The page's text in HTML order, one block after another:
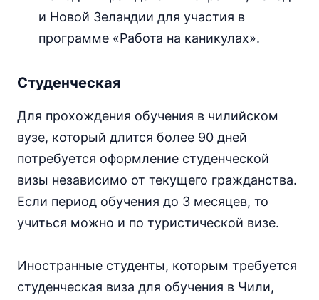
и Новой Зеландии для участия в
программе «Работа на каникулах».
Студенческая
Для прохождения обучения в чилийском
вузе, который длится более 90 дней
потребуется оформление студенческой
визы независимо от текущего гражданства.
Если период обучения до 3 месяцев, то
учиться можно и по туристической визе.
Иностранные студенты, которым требуется
студенческая виза для обучения в Чили,